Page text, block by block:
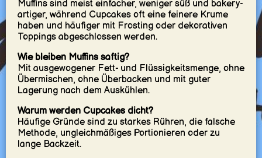
Muffins sind meist einfacher, weniger süß und bakery-
artiger, während Cupcakes oft eine feinere Krume
haben und häufiger mit Frosting oder dekorativen
Toppings abgeschlossen werden.
Wie bleiben Muffins saftig?
Mit ausgewogener Fett- und Flüssigkeitsmenge, ohne
Übermischen, ohne Überbacken und mit guter
Lagerung nach dem Auskühlen.
Warum werden Cupcakes dicht?
Häufige Gründe sind zu starkes Rühren, die falsche
Methode, ungleichmäßiges Portionieren oder zu
lange Backzeit.